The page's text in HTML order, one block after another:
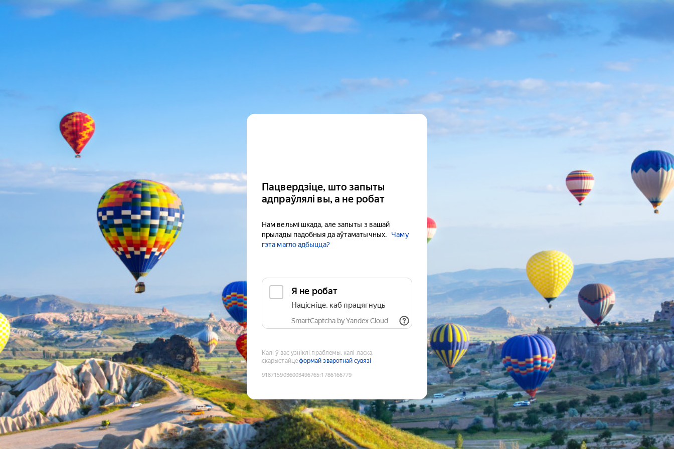
Пацвердзіце, што запыты
адпраўлялі вы, а не робат
Нам вельмі шкада, але запыты з вашай
прылады падобныя да аўтаматычных.
Чаму
гэта магло адбыцца?
Я не робат
Націсніце, каб працягнуць
SmartCaptcha by Yandex Cloud
Калі ў вас узніклі праблемы, калі ласка,
скарыстайцеформай зваротнай сувязі
9187159036003496765:1786166779